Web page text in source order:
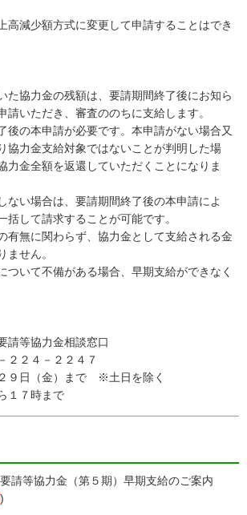
減少額方式に変更して申請することはでき
協力金の残額は、要請期間終了後にお知ら
請いただき、審査ののちに支給します。
の本申請が必要です。本申請がない場合又
協力金支給対象ではないことが判明した場
力金全額を返還していただくことになりま
い場合は、要請期間終了後の本申請によ
括して請求することが可能です。
有無に関わらず、協力金として支給される金
ません。
いて不備がある場合、早期支給ができなく
請等協力金相談窓口
２４－２２４７
日（金）まで ※土日を除く
７時まで
請等協力金（第５期）早期支給のご案内
)